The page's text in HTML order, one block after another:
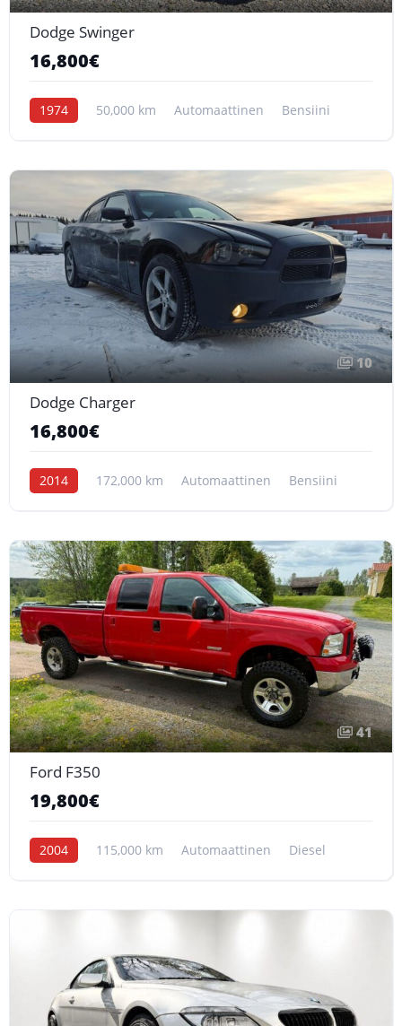
Dodge Swinger
16,800€
1974 50,000 km Automaattinen Bensiini
10
Dodge Charger
16,800€
2014 172,000 km Automaattinen Bensiini
41
Ford F350
19,800€
2004 115,000 km Automaattinen Diesel